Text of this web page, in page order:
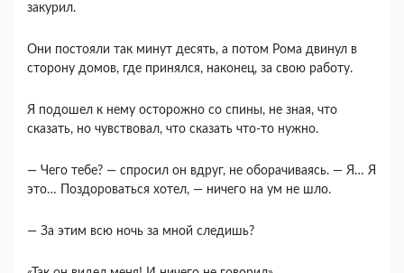
закурил.
Они постояли так минут десять, а потом Рома двинул в
сторону домов, где принялся, наконец, за свою работу.
Я подошел к нему осторожно со спины, не зная, что
сказать, но чувствовал, что сказать что-то нужно.
― Чего тебе? ― спросил он вдруг, не оборачиваясь. ― Я… Я
это… Поздороваться хотел, ― ничего на ум не шло.
― За этим всю ночь за мной следишь?